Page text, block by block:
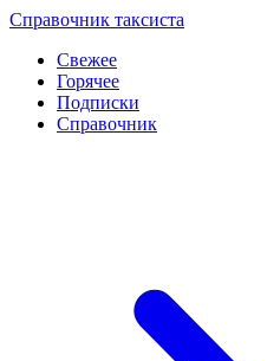
Перейти
контенту
Справочник таксиста
Свежее
Горячее
Подписки
Справочник